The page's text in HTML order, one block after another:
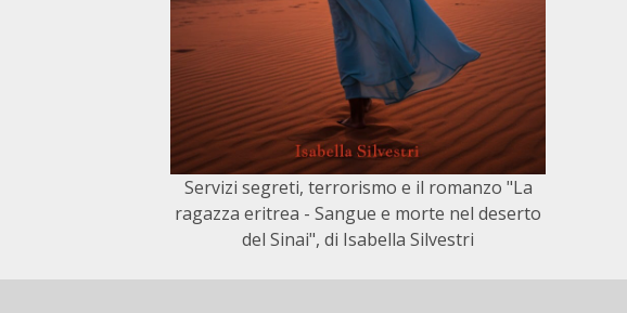
Servizi segreti, terrorismo e il romanzo "La
ragazza eritrea - Sangue e morte nel deserto
del Sinai", di Isabella Silvestri